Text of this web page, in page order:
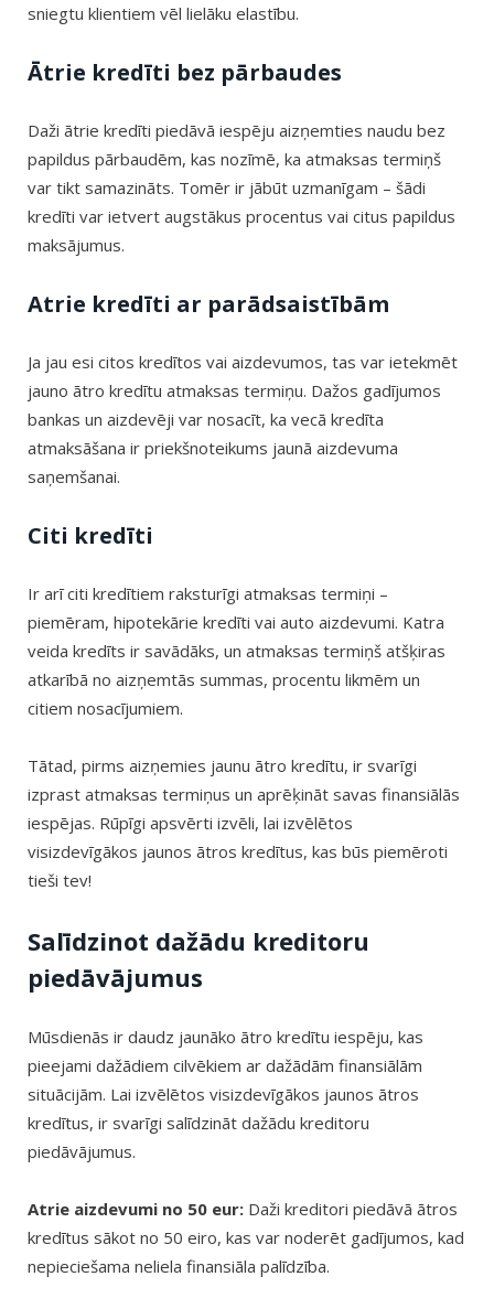
sniegtu klientiem vēl lielāku elastību.
Ātrie kredīti bez pārbaudes
Daži ātrie kredīti piedāvā iespēju aizņemties naudu bez
papildus pārbaudēm, kas nozīmē, ka atmaksas termiņš
var tikt samazināts. Tomēr ir jābūt uzmanīgam – šādi
kredīti var ietvert augstākus procentus vai citus papildus
maksājumus.
Atrie kredīti ar parādsaistībām
Ja jau esi citos kredītos vai aizdevumos, tas var ietekmēt
jauno ātro kredītu atmaksas termiņu. Dažos gadījumos
bankas un aizdevēji var nosacīt, ka vecā kredīta
atmaksāšana ir priekšnoteikums jaunā aizdevuma
saņemšanai.
Citi kredīti
Ir arī citi kredītiem raksturīgi atmaksas termiņi –
piemēram, hipotekārie kredīti vai auto aizdevumi. Katra
veida kredīts ir savādāks, un atmaksas termiņš atšķiras
atkarībā no aizņemtās summas, procentu likmēm un
citiem nosacījumiem.
Tātad, pirms aizņemies jaunu ātro kredītu, ir svarīgi
izprast atmaksas termiņus un aprēķināt savas finansiālās
iespējas. Rūpīgi apsvērti izvēli, lai izvēlētos
visizdevīgākos jaunos ātros kredītus, kas būs piemēroti
tieši tev!
Salīdzinot dažādu kreditoru
piedāvājumus
Mūsdienās ir daudz jaunāko ātro kredītu iespēju, kas
pieejami dažādiem cilvēkiem ar dažādām finansiālām
situācijām. Lai izvēlētos visizdevīgākos jaunos ātros
kredītus, ir svarīgi salīdzināt dažādu kreditoru
piedāvājumus.
Atrie aizdevumi no 50 eur: Daži kreditori piedāvā ātros
kredītus sākot no 50 eiro, kas var noderēt gadījumos, kad
nepieciešama neliela finansiāla palīdzība.